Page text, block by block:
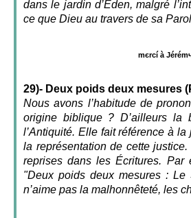
dans le jardin d’Éden, malgré
ce que Dieu au travers de sa
mєrcí à
29)- Deux poids deux mesures
Nous avons l’habitude de
origine biblique ? D’ailleurs la
l’Antiquité. Elle fait référence à
la représentation de cette
reprises dans les Écritures.
"Deux poids deux mesures :
n’aime pas la malhonnêteté, les